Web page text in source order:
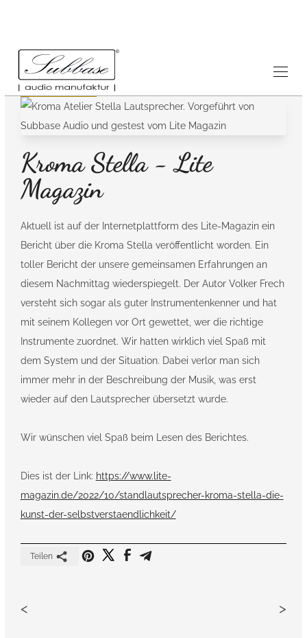
Tests News 10.10.2022
Kroma Stella - Lite
Magazin
Aktuell ist auf der Internetplattform des Lite-Magazin ein
Bericht über die Kroma Stella veröffentlicht worden. Ein
toller Bericht der unsere gemeinsamen Erfahrungen an
diesem Nachmittag wiederspiegelt. Der Autor Volker Frech
versteht sich sogar als guter Instrumentenkenner und hat
mit seinem Kollegen vor Ort gewettet, wer die richtige
Instrumente zuordnet. Wir hatten wirklich viel Spaß mit
dem System und der Situation. Dabei verlor man sich
immer mehr in der Beschreibung der Musik, was erst
wieder auf den Lautsprecher übersetzt wurde.
Wir wünschen viel Spaß beim Lesen des Berichtes.
Dies ist der Link: https://www.lite-
magazin.de/2022/10/standlautsprecher-kroma-stella-die-
kunst-der-selbstverstaendlichkeit/
Teilen
< >